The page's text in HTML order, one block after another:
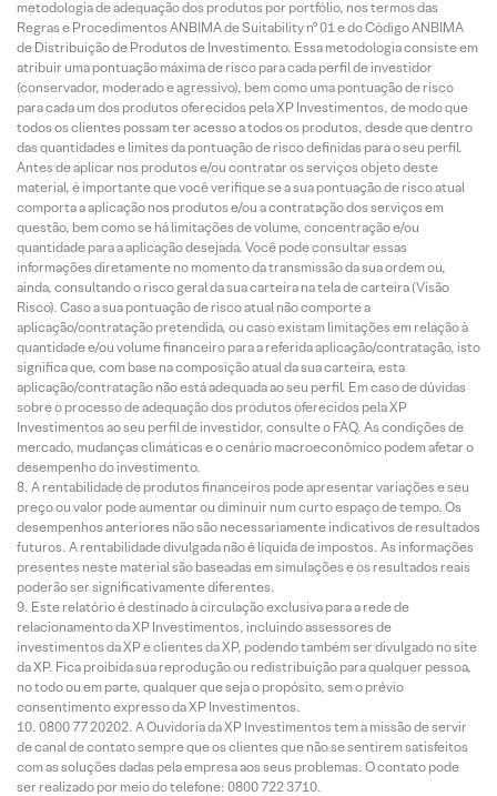
metodologia de adequação dos produtos por portfólio, nos termos das
Regras e Procedimentos ANBIMA de Suitability nº 01 e do Código ANBIMA
de Distribuição de Produtos de Investimento. Essa metodologia consiste em
atribuir uma pontuação máxima de risco para cada perfil de investidor
(conservador, moderado e agressivo), bem como uma pontuação de risco
para cada um dos produtos oferecidos pela XP Investimentos, de modo que
todos os clientes possam ter acesso a todos os produtos, desde que dentro
das quantidades e limites da pontuação de risco definidas para o seu perfil.
Antes de aplicar nos produtos e/ou contratar os serviços objeto deste
material, é importante que você verifique se a sua pontuação de risco atual
comporta a aplicação nos produtos e/ou a contratação dos serviços em
questão, bem como se há limitações de volume, concentração e/ou
quantidade para a aplicação desejada. Você pode consultar essas
informações diretamente no momento da transmissão da sua ordem ou,
ainda, consultando o risco geral da sua carteira na tela de carteira (Visão
Risco). Caso a sua pontuação de risco atual não comporte a
aplicação/contratação pretendida, ou caso existam limitações em relação à
quantidade e/ou volume financeiro para a referida aplicação/contratação, isto
significa que, com base na composição atual da sua carteira, esta
aplicação/contratação não está adequada ao seu perfil. Em caso de dúvidas
sobre o processo de adequação dos produtos oferecidos pela XP
Investimentos ao seu perfil de investidor, consulte o FAQ. As condições de
mercado, mudanças climáticas e o cenário macroeconômico podem afetar o
desempenho do investimento.
A rentabilidade de produtos financeiros pode apresentar variações e seu
preço ou valor pode aumentar ou diminuir num curto espaço de tempo. Os
desempenhos anteriores não são necessariamente indicativos de resultados
futuros. A rentabilidade divulgada não é líquida de impostos. As informações
presentes neste material são baseadas em simulações e os resultados reais
poderão ser significativamente diferentes.
Este relatório é destinado à circulação exclusiva para a rede de
relacionamento da XP Investimentos, incluindo assessores de
investimentos da XP e clientes da XP, podendo também ser divulgado no site
da XP. Fica proibida sua reprodução ou redistribuição para qualquer pessoa,
no todo ou em parte, qualquer que seja o propósito, sem o prévio
consentimento expresso da XP Investimentos.
0800 77 20202. A Ouvidoria da XP Investimentos tem a missão de servir
de canal de contato sempre que os clientes que não se sentirem satisfeitos
com as soluções dadas pela empresa aos seus problemas. O contato pode
ser realizado por meio do telefone: 0800 722 3710.